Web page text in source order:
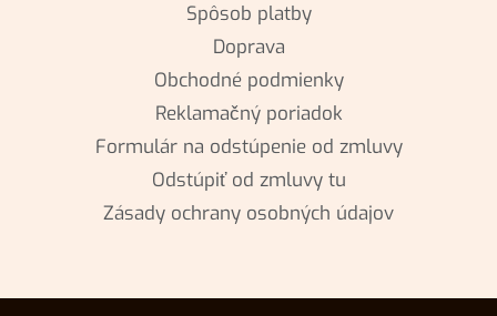
Spôsob platby
Doprava
Obchodné podmienky
Reklamačný poriadok
Formulár na odstúpenie od zmluvy
Odstúpiť od zmluvy tu
Zásady ochrany osobných údajov